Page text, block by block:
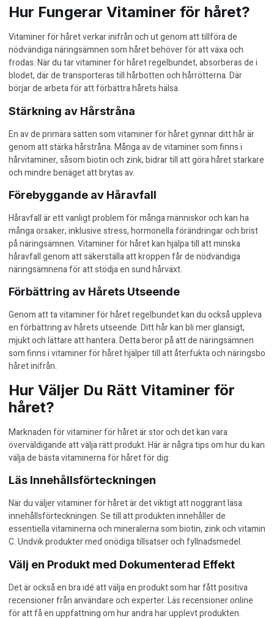
Hur Fungerar Vitaminer för håret?
Vitaminer för håret verkar inifrån och ut genom att tillföra de
nödvändiga näringsämnen som håret behöver för att växa och
frodas. När du tar vitaminer för håret regelbundet, absorberas de i
blodet, där de transporteras till hårbotten och hårrötterna. Där
börjar de arbeta för att förbättra hårets hälsa.
Stärkning av Hårstråna
En av de primära sätten som vitaminer för håret gynnar ditt hår är
genom att stärka hårstråna. Många av de vitaminer som finns i
hårvitaminer, såsom biotin och zink, bidrar till att göra håret starkare
och mindre benäget att brytas av.
Förebyggande av Håravfall
Håravfall är ett vanligt problem för många människor och kan ha
många orsaker, inklusive stress, hormonella förändringar och brist
på näringsämnen. Vitaminer för håret kan hjälpa till att minska
håravfall genom att säkerställa att kroppen får de nödvändiga
näringsämnena för att stödja en sund hårväxt.
Förbättring av Hårets Utseende
Genom att ta vitaminer för håret regelbundet kan du också uppleva
en förbättring av hårets utseende. Ditt hår kan bli mer glansigt,
mjukt och lättare att hantera. Detta beror på att de näringsämnen
som finns i vitaminer för håret hjälper till att återfukta och näringsbo
håret inifrån.
Hur Väljer Du Rätt Vitaminer för
håret?
Marknaden för vitaminer för håret är stor och det kan vara
överväldigande att välja rätt produkt. Här är några tips om hur du kan
välja de bästa vitaminerna för håret för dig:
Läs Innehållsförteckningen
När du väljer vitaminer för håret är det viktigt att noggrant läsa
innehållsförteckningen. Se till att produkten innehåller de
essentiella vitaminerna och mineralerna som biotin, zink och vitamin
C. Undvik produkter med onödiga tillsatser och fyllnadsmedel.
Välj en Produkt med Dokumenterad Effekt
Det är också en bra idé att välja en produkt som har fått positiva
recensioner från användare och experter. Läs recensioner online
för att få en uppfattning om hur andra har upplevt produkten.